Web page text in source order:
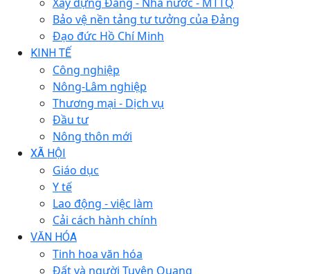
Bảo vệ nền tảng tư tưởng của Đảng
Đạo đức Hồ Chí Minh
KINH TẾ
Công nghiệp
Nông-Lâm nghiệp
Thương mại - Dịch vụ
Đầu tư
Nông thôn mới
XÃ HỘI
Giáo dục
Y tế
Lao động - việc làm
Cải cách hành chính
VĂN HÓA
Tinh hoa văn hóa
Đất và người Tuyên Quang